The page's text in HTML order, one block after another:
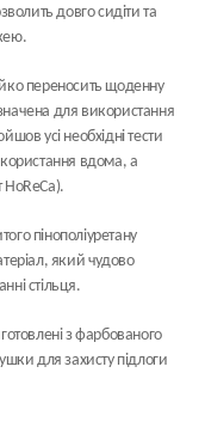
довго сидіти та
переносить щоденну
для використання
усі необхідні тести
вдома, а
пінополіуретану
який чудово
стільця.
з фарбованого
для захисту підлоги